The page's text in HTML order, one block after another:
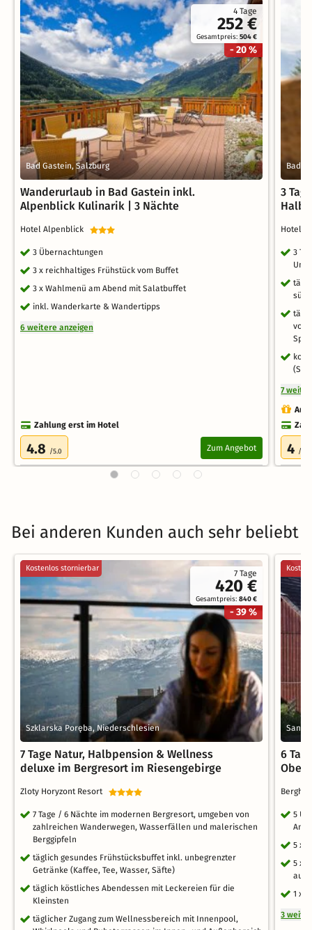
4 Tage
252 €
Gesamtpreis:504 €
- 20 %
Bad Gastein, Salzburg
Wanderurlaub in Bad Gastein inkl.
Alpenblick Kulinarik | 3 Nächte
Hotel Alpenblick
3 Übernachtungen
3 x reichhaltiges Frühstück vom Buffet
3 x Wahlmenü am Abend mit Salatbuffet
inkl. Wanderkarte & Wandertipps
6 weitere anzeigen
Zahlung erst im Hotel
4.8 /5.0 Zum Angebot
Bad
3
Hotel
3
von
7
4 /5.0
Bei anderen Kunden auch sehr beliebt
7 Tage
420 €
Gesamtpreis:840 €
- 39 %
Kostenlos stornierbar
Szklarska Poręba, Niederschlesien
7 Tage Natur, Halbpension & Wellness
deluxe im Bergresort im Riesengebirge
Zloty Horyzont Resort
7 Tage / 6 Nächte im modernen Bergresort, umgeben von
zahlreichen Wanderwegen, Wasserfällen und malerischen
Berggipfeln
täglich gesundes Frühstücksbuffet inkl. unbegrenzter
Getränke (Kaffee, Tee, Wasser, Säfte)
täglich köstliches Abendessen mit Leckereien für die
Kleinsten
täglicher Zugang zum Wellnessbereich mit Innenpool,
Sankt
6
5
5 x
5 x
auf
1 x
3